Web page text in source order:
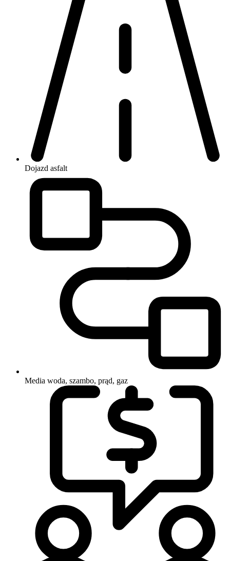
Dojazd asfalt
Media woda, szambo, prąd, gaz